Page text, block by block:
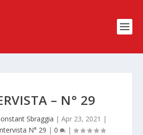
– N° 29
Sbraggia | Apr 23, 2021 |
N° 29 | 0 |